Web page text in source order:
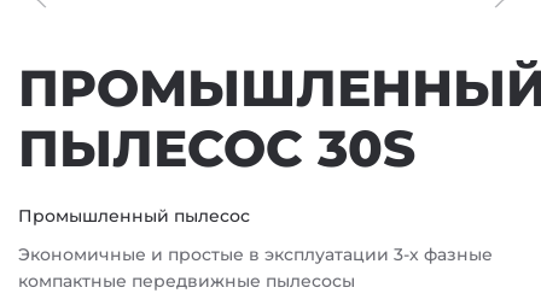
ПЫЛЕСОС 30S
Промышленный пылесос
Экономичные и простые в эксплуатации 3-х фазные
компактные передвижные пылесосы